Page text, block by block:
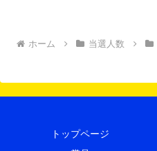
ホーム 当選人数
トップページ